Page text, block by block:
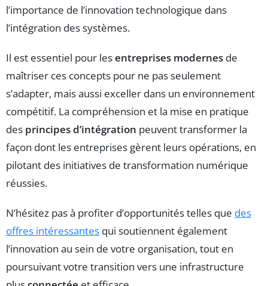
l’importance de l’innovation technologique dans
l’intégration des systèmes.
Il est essentiel pour lesentreprises modernes de
maîtriser ces concepts pour ne pas seulement
s’adapter, mais aussi exceller dans un environnement
compétitif. La compréhension et la mise en pratique
des principes d’intégration peuvent transformer la
façon dont les entreprises gèrent leurs opérations, en
pilotant des initiatives de transformation numérique
réussies.
N’hésitez pas à profiter d’opportunités telles que des
offres intéressantes qui soutiennent également
l’innovation au sein de votre organisation, tout en
poursuivant votre transition vers une infrastructure